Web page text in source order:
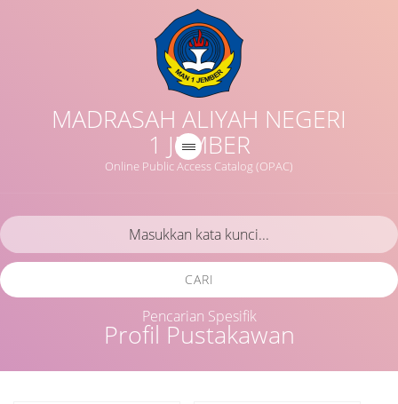
MADRASAH ALIYAH NEGERI
1 JEMBER
Online Public Access Catalog (OPAC)
Profil Pustakawan
CARI
Pencarian Spesifik